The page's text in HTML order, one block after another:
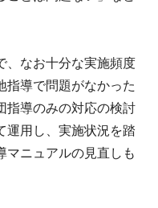
なお十分な実施頻度
指導で問題がなかった
指導のみの対応の検討
運用し、実施状況を踏
マニュアルの見直しも